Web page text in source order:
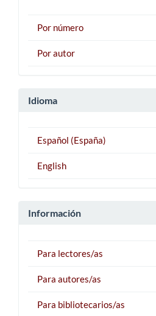
Por número
Por autor
Idioma
Español (España)
English
Información
Para lectores/as
Para autores/as
Para bibliotecarios/as